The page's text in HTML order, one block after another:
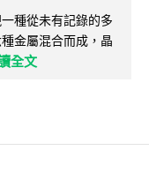
種從未有記錄的多
金屬混合而成，晶
全文